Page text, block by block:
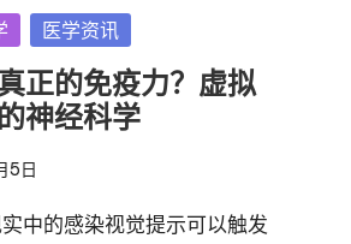
医学资讯
正的免疫力？虚拟
神经科学
5日
中的感染视觉提示可以触发